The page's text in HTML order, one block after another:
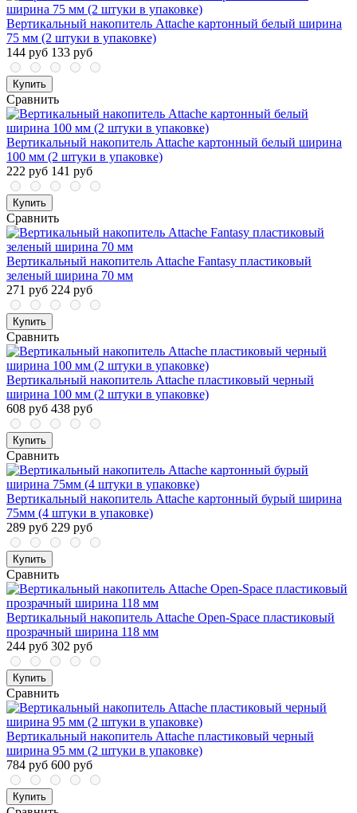
Вертикальный накопитель Attache картонный белый ширина
75 мм (2 штуки в упаковке)
144 руб 133 руб
Купить
Сравнить
Вертикальный накопитель Attache картонный белый ширина
100 мм (2 штуки в упаковке)
222 руб 141 руб
Купить
Сравнить
Вертикальный накопитель Attache Fantasy пластиковый
зеленый ширина 70 мм
271 руб 224 руб
Купить
Сравнить
Вертикальный накопитель Attache пластиковый черный
ширина 100 мм (2 штуки в упаковке)
608 руб 438 руб
Купить
Сравнить
Вертикальный накопитель Attache картонный бурый ширина
75мм (4 штуки в упаковке)
289 руб 229 руб
Купить
Сравнить
Вертикальный накопитель Attache Open-Space пластиковый
прозрачный ширина 118 мм
244 руб 302 руб
Купить
Сравнить
Вертикальный накопитель Attache пластиковый черный
ширина 95 мм (2 штуки в упаковке)
784 руб 600 руб
Купить